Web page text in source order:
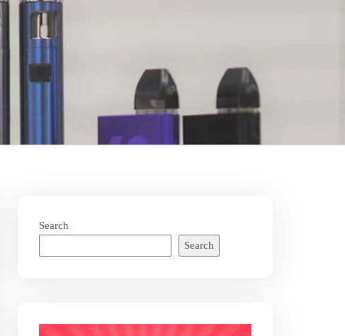
Search
Search